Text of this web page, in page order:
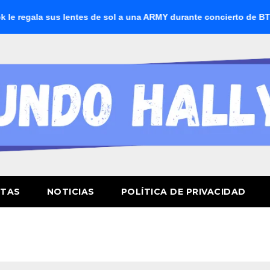
sus lentes de sol a una ARMY durante concierto de BTS
NOTICIAS POLÍTICA DE PRIVACIDAD